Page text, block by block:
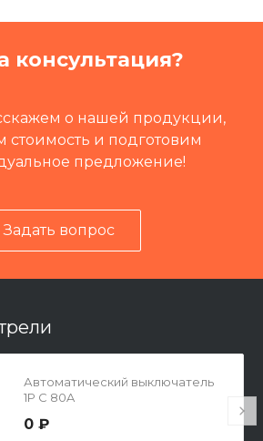
Модуль энергетический в
консультация?
о нашей продукции,
стоимость и подготовим
предложение!
Задать вопрос
Автоматический выключатель
1P С 80A
0 ₽